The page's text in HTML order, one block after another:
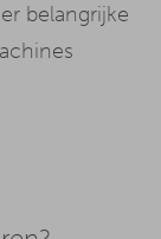
belangrijke